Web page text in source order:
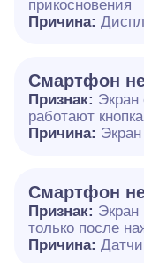
прикосновения
Причина:
Смартфон не
Признак: Экран
работают
Причина:
Смартфон не
Признак: Экран
только после
Причина: